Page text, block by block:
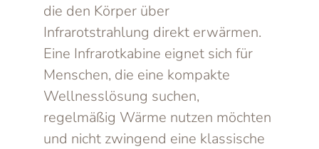
die den Körper über
Infrarotstrahlung direkt erwärmen.
Eine Infrarotkabine eignet sich für
Menschen, die eine kompakte
Wellnesslösung suchen,
regelmäßig Wärme nutzen möchten
und nicht zwingend eine klassische